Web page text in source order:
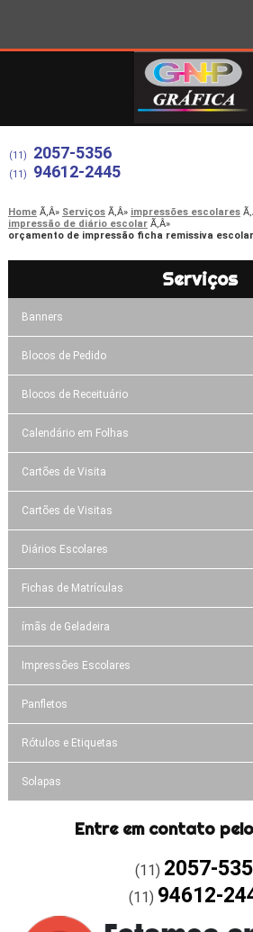
(11) 2057-5356
(11) 94612-2445
Home Serviços
impressões escolares
impressão de diário escolar
orçamento de impressão ficha remissiva
Serviços
Banners
Blocos de Pedido
Blocos de Receituário
Calendário em Folhas
Cartões de Visita
Cartões de Visitas
Diários Escolares
Fichas de Matrículas
ímãs de Geladeira
Impressões Escolares
Panfletos
Rótulos e Etiquetas
Solapas
Entre em contato
(11) 2057-
(11) 94612-